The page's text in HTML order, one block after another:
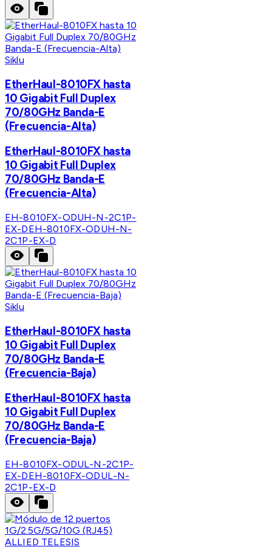
Siklu
EtherHaul-8010FX hasta
10 Gigabit Full Duplex
70/80GHz Banda-E
(Frecuencia-Alta)
EtherHaul-8010FX hasta
10 Gigabit Full Duplex
70/80GHz Banda-E
(Frecuencia-Alta)
EH-8010FX-ODUH-N-2C1P-
EX-DEH-8010FX-ODUH-N-
2C1P-EX-D
Siklu
EtherHaul-8010FX hasta
10 Gigabit Full Duplex
70/80GHz Banda-E
(Frecuencia-Baja)
EtherHaul-8010FX hasta
10 Gigabit Full Duplex
70/80GHz Banda-E
(Frecuencia-Baja)
EH-8010FX-ODUL-N-2C1P-
EX-DEH-8010FX-ODUL-N-
2C1P-EX-D
ALLIED TELESIS